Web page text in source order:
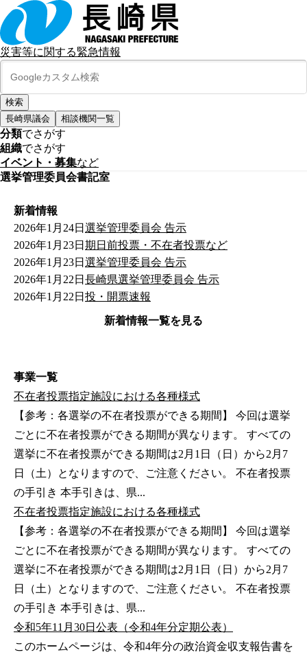
災害等に関する緊急情報
長崎県議会 相談機関一覧
分類でさがす
組織でさがす
イベント・募集など
選挙管理委員会書記室
新着情報
2026年1月24日 選挙管理委員会 告示
2026年1月23日 期日前投票・不在者投票など
2026年1月23日 選挙管理委員会 告示
2026年1月22日 長崎県選挙管理委員会 告示
2026年1月22日 投・開票速報
新着情報一覧を見る
事業一覧
不在者投票指定施設における各種様式
【参考：各選挙の不在者投票ができる期間】 今回は選挙
ごとに不在者投票ができる期間が異なります。 すべての
選挙に不在者投票ができる期間は2月1日（日）から2月7
日（土）となりますので、ご注意ください。 不在者投票
の手引き 本手引きは、県...
不在者投票指定施設における各種様式
【参考：各選挙の不在者投票ができる期間】 今回は選挙
ごとに不在者投票ができる期間が異なります。 すべての
選挙に不在者投票ができる期間は2月1日（日）から2月7
日（土）となりますので、ご注意ください。 不在者投票
の手引き 本手引きは、県...
令和5年11月30日公表（令和4年分定期公表）
このホームページは、令和4年分の政治資金収支報告書を